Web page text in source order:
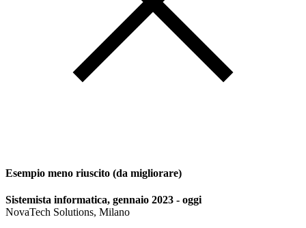
Esempio meno riuscito (da migliorare)
Sistemista informatica, gennaio 2023 - oggi
NovaTech Solutions, Milano